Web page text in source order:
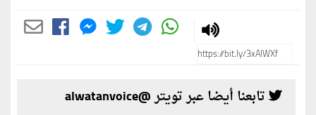
تابعنا أيضا عبر تويتر @alwatanvoice